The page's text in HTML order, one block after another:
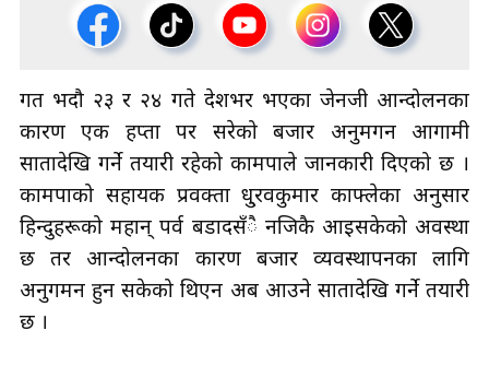
गत भदौ २३ र २४ गते देशभर भएका जेनजी आन्दोलनका
कारण एक हप्ता पर सरेको बजार अनुमगन आगामी
सातादेखि गर्ने तयारी रहेको कामपाले जानकारी दिएको छ ।
कामपाको सहायक प्रवक्ता धु्रवकुमार काफ्लेका अनुसार
हिन्दुहरूको महान् पर्व बडादसँै नजिकै आइसकेको अवस्था
छ तर आन्दोलनका कारण बजार व्यवस्थापनका लागि
अनुगमन हुन सकेको थिएन अब आउने सातादेखि गर्ने तयारी
छ ।